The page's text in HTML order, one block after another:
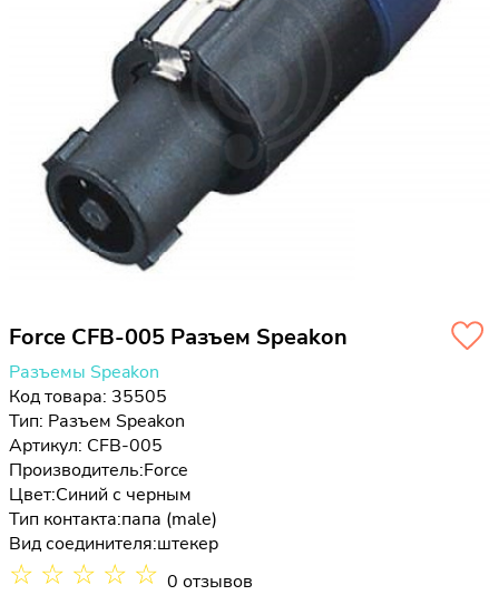
Force CFB-005 Разъем Speakon
Разъемы Speakon
Код товара: 35505
Тип: Разъем Speakon
Артикул: CFB-005
Производитель:Force
Цвет:Синий с черным
Тип контакта:папа (male)
Вид соединителя:штекер
☆ ☆ ☆ ☆ ☆ 0 отзывов